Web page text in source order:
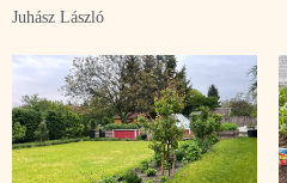
Juhász László